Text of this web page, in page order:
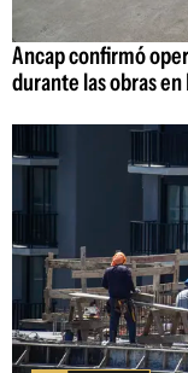
Ancap confirmó
durante las obras en